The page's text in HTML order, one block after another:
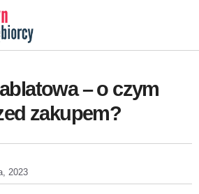
– o czym
zakupem?
2023